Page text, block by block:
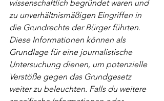
wissenschaftlich begründet waren und
zu unverhältnismäßigen Eingriffen in
die Grundrechte der Bürger führten.
Diese Informationen können als
Grundlage für eine journalistische
Untersuchung dienen, um potenzielle
Verstöße gegen das Grundgesetz
weiter zu beleuchten. Falls du weitere